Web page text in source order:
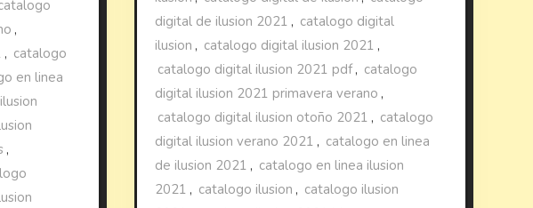
,
, catalogo
en linea
,
digital de ilusion 2021 , catalogo digital
ilusion , catalogo digital ilusion 2021 ,
catalogo digital ilusion 2021 pdf, catalogo
digital ilusion 2021 primavera verano ,
catalogo digital ilusion otoño 2021 , catalogo
digital ilusion verano 2021 , catalogo en linea
de ilusion 2021 , catalogo en linea ilusion
2021 , catalogo ilusion , catalogo ilusion